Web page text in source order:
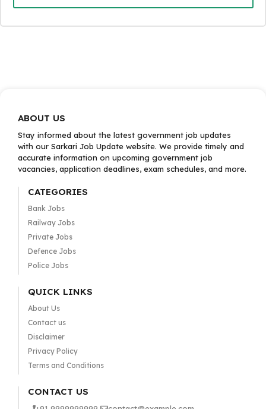
ABOUT US
Stay informed about the latest government job updates
with our Sarkari Job Update website. We provide timely and
accurate information on upcoming government job
vacancies, application deadlines, exam schedules, and more.
CATEGORIES
Bank Jobs
Railway Jobs
Private Jobs
Defence Jobs
Police Jobs
QUICK LINKS
About Us
Contact us
Disclaimer
Privacy Policy
Terms and Conditions
CONTACT US